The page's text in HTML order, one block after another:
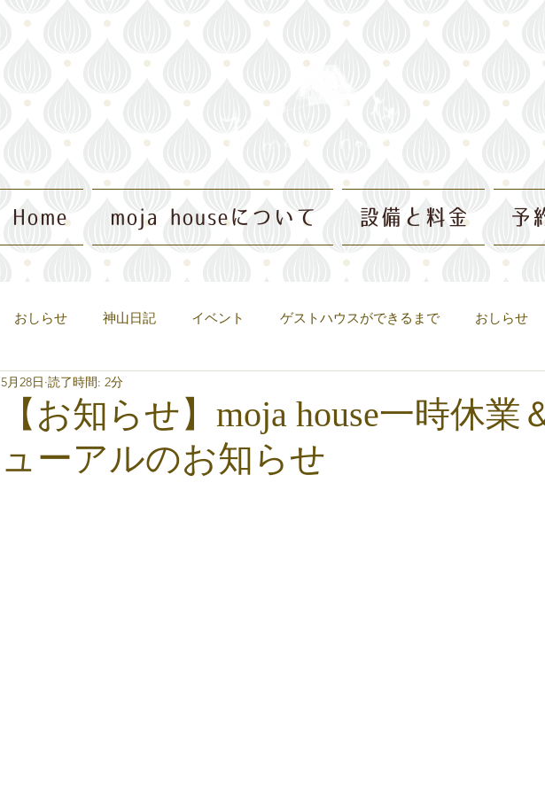
Home moja houseについて 設備と料金 予
おしらせ 神山日記 イベント ゲストハウスができるまで おしらせ
ゲストハウスができるまで
【お知らせ】moja house一時休業
ューアルのお知らせ
5月28日 読了時間: 2分